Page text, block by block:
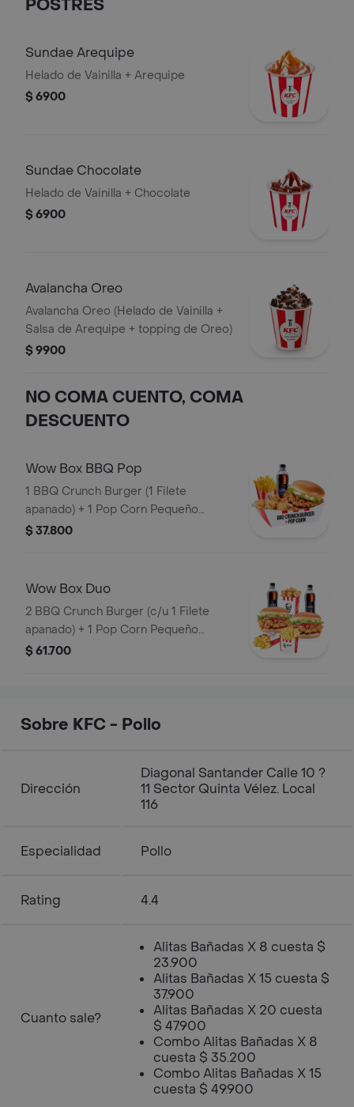
POSTRES
Sundae Arequipe
Helado de Vainilla + Arequipe
$ 6900
Sundae Chocolate
Helado de Vainilla + Chocolate
$ 6900
Avalancha Oreo
Avalancha Oreo (Helado de Vainilla +
Salsa de Arequipe + topping de Oreo)
$ 9900
NO COMA CUENTO, COMA
DESCUENTO
Wow Box BBQ Pop
1 BBQ Crunch Burger (1 Filete
apanado) + 1 Pop Corn Pequeño
(Trocitos de pechuga pollo apanados)
$ 37.800
Wow Box Duo
2 BBQ Crunch Burger (c/u 1 Filete
apanado) + 1 Pop Corn Pequeño
(Trocitos de pechuga apanados) + 2
$ 61.700
Sobre KFC - Pollo
Dirección
Diagonal Santander Calle 10 ?
11 Sector Quinta Vélez. Local
116
Especialidad Pollo
Rating 4.4
Cuanto sale?
Alitas Bañadas X 8 cuesta $
23.900
Alitas Bañadas X 15 cuesta $
37.900
Alitas Bañadas X 20 cuesta
$ 47.900
Combo Alitas Bañadas X 8
cuesta $ 35.200
Combo Alitas Bañadas X 15
cuesta $ 49.900